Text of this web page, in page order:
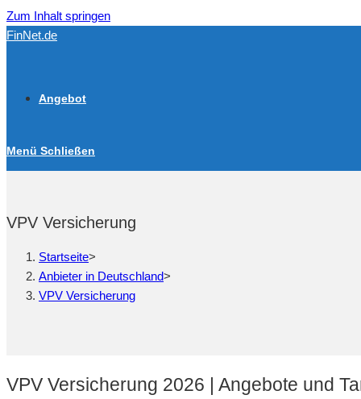
Zum Inhalt springen
FinNet.de
Angebot
Menü Schließen
VPV Versicherung
Startseite>
Anbieter in Deutschland>
VPV Versicherung
VPV Versicherung 2026 | Angebote und